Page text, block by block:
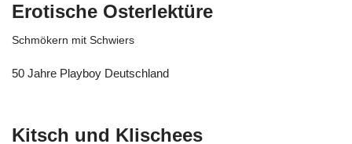
Erotische Osterlektüre
Schmökern mit Schwiers
50 Jahre Playboy Deutschland
Kitsch und Klischees